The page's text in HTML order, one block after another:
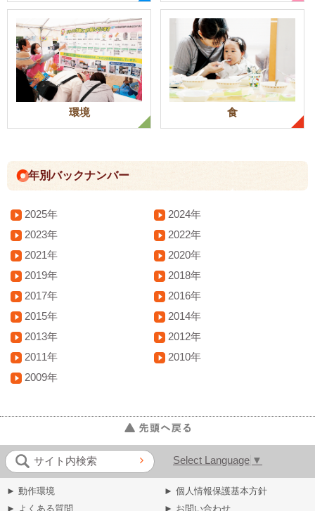
環境 食
年別バックナンバー
2025年
2024年
2023年
2022年
2021年
2020年
2019年
2018年
2017年
2016年
2015年
2014年
2013年
2012年
2011年
2010年
2009年
サイト内検索 Select Language ▼
► 動作環境
► 個人情報保護基本方針
► よくある質問
► お問い合わせ